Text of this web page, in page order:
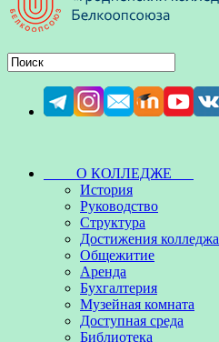
О КОЛЛЕДЖЕ
История
Руководство
Структура
Достижения колледжа
Общежитие
Аренда
Бухгалтерия
Музейная комната
Доступная среда
Библиотека